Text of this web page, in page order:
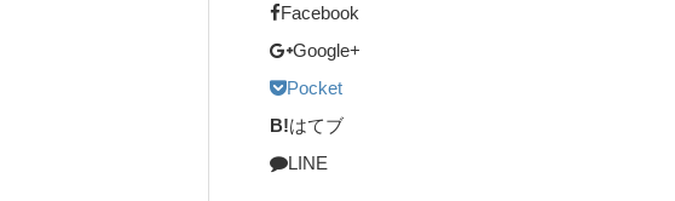
Facebook
Google+
Pocket
B!はてブ
LINE